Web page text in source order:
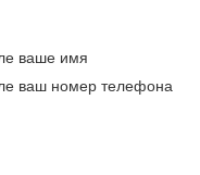
ваше имя
ваш номер телефона